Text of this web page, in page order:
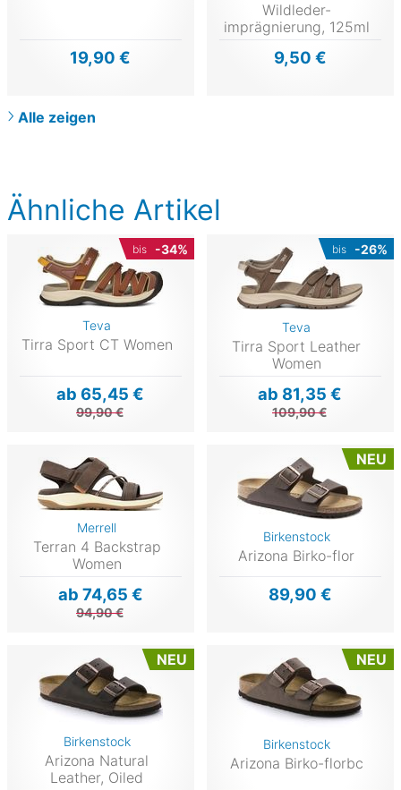
Ähnliche Artikel
bis -34%
Teva
Tirra Sport CT Women
ab 65,45 €
99,90 €
bis -26%
Teva
Tirra Sport Leather
Women
ab 81,35 €
109,90 €
Merrell
Terran 4 Backstrap
Women
ab 74,65 €
94,90 €
NEU
Birkenstock
Arizona Birko-flor
89,90 €
NEU
Birkenstock
Arizona Natural
Leather, Oiled
NEU
Birkenstock
Arizona Birko-florbc
19,90 €
Wildleder-
imprägnierung, 125ml
9,50 €
Alle zeigen